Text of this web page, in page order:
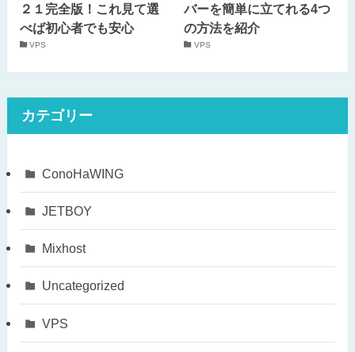
２１完全版！これ見て選
べば初心者でも安心
VPS
バーを簡単に立てれる4つ
の方法を紹介
VPS
カテゴリー
ConoHaWING
JETBOY
Mixhost
Uncategorized
VPS